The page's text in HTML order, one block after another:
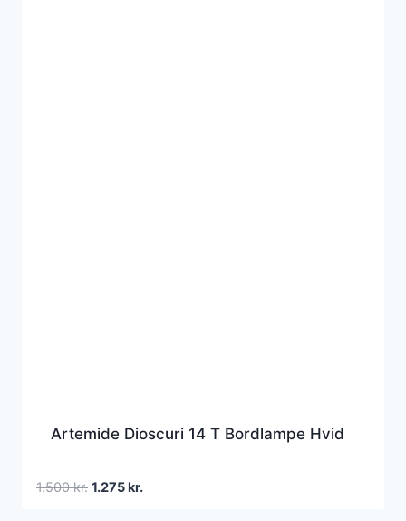
Artemide Dioscuri 14 T Bordlampe Hvid
1.500kr. Den
1.275kr.Den